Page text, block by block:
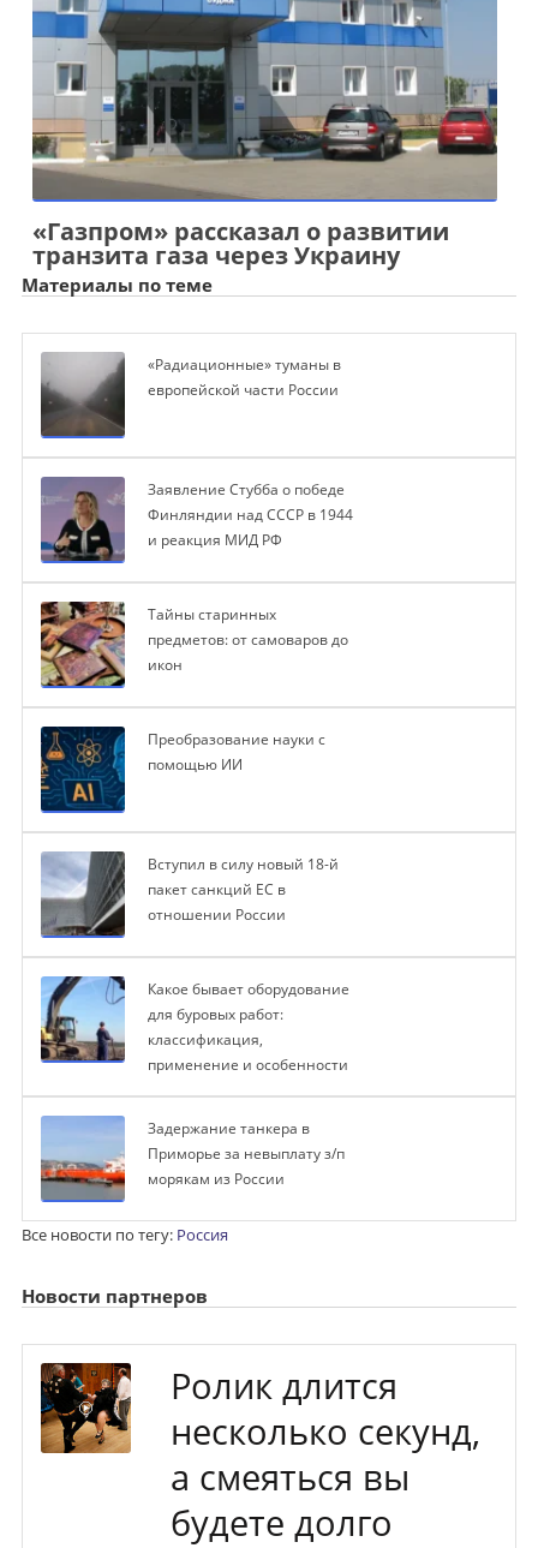
«Газпром» рассказал о развитии
транзита газа через Украину
Материалы по теме
«Радиационные» туманы в
европейской части России
Заявление Стубба о победе
Финляндии над СССР в 1944
и реакция МИД РФ
Тайны старинных
предметов: от самоваров до
икон
Преобразование науки с
помощью ИИ
Вступил в силу новый 18-й
пакет санкций ЕС в
отношении России
Какое бывает оборудование
для буровых работ:
классификация,
применение и особенности
Задержание танкера в
Приморье за невыплату з/п
морякам из России
Все новости по тегу: Россия
Новости партнеров
Ролик длится
несколько секунд,
а смеяться вы
будете долго